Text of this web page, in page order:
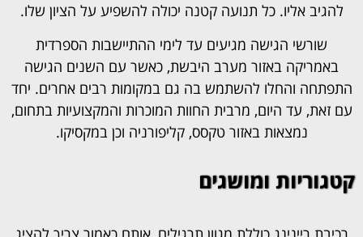
להגיב אליו. כל תנועה קטנה יכולה להשפיע על הציון שלו.
שורשי הגישה מגיעים עד לימי ההתיישבות הספרדית
באמריקה באזור מערב היבשת, כאשר עם השנים הגישה
התפתחה והחלו להשתמש בה גם במקומות רבים אחרים. יחד
עם זאת, עד היום, מרבית החוות המוכרות והמקצועיות בתחום,
נמצאות באזור טקסס, קליפורניה וכן במקסיקו.
קטגוריות ומושגים